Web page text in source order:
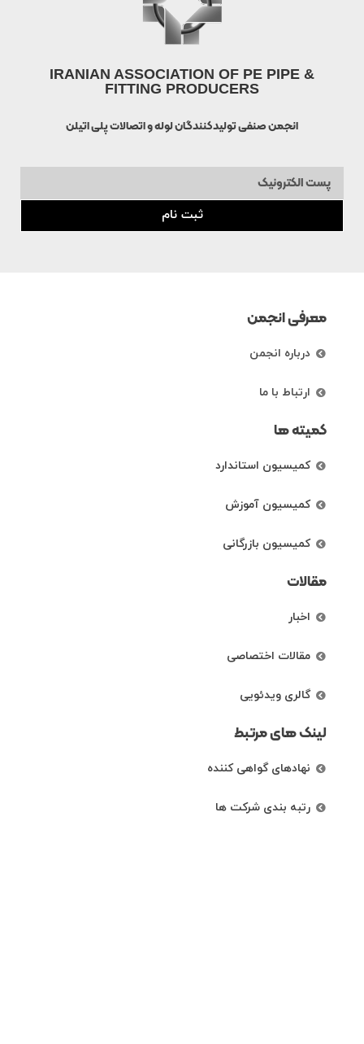
IRANIAN ASSOCIATION OF PE PIPE &
FITTING PRODUCERS
انجمن صنفی تولیدکنندگان لوله و اتصالات پلی اتیلن
ثبت نام
معرفی انجمن
درباره انجمن
ارتباط با ما
کمیته ها
کمیسیون استاندارد
کمیسیون آموزش
کمیسیون بازرگانی
مقالات
اخبار
مقالات اختصاصی
گالری ویدئویی
لینک های مرتبط
نهادهای گواهی کننده
رتبه بندی شرکت ها